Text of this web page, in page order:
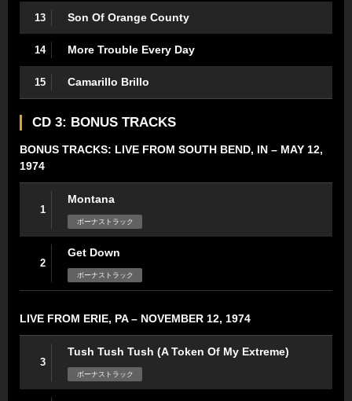
13 Son Of Orange County
14 More Trouble Every Day
15 Camarillo Brillo
CD 3: BONUS TRACKS
BONUS TRACKS: LIVE FROM SOUTH BEND, IN – MAY 12,
1974
1
Montana
ボーナストラック
2
Get Down
ボーナストラック
LIVE FROM ERIE, PA – NOVEMBER 12, 1974
3
Tush Tush Tush (A Token Of My Extreme)
ボーナストラック